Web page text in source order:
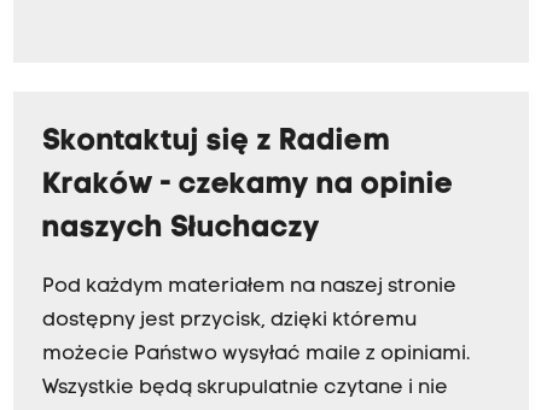
Skontaktuj się z Radiem
Kraków - czekamy na opinie
naszych Słuchaczy
Pod każdym materiałem na naszej stronie
dostępny jest przycisk, dzięki któremu
możecie Państwo wysyłać maile z opiniami.
Wszystkie będą skrupulatnie czytane i nie